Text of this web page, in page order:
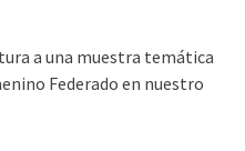
a una muestra temática
Federado en nuestro